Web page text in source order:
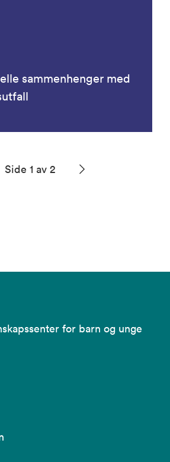
sammenhenger med
Side 1 av 2
for barn og unge